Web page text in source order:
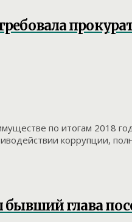
по итогам 2018
коррупции,
бывший глава